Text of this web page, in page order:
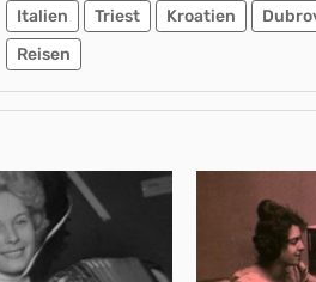
Italien Triest Kroatien
Reisen